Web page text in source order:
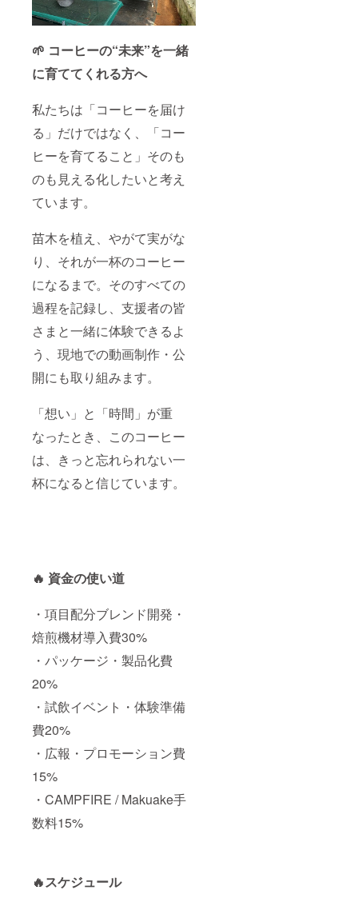
🌱 コーヒーの“未来”を一緒
に育ててくれる方へ
私たちは「コーヒーを届け
る」だけではなく、「コー
ヒーを育てること」そのも
のも見える化したいと考え
ています。
苗木を植え、やがて実がな
り、それが一杯のコーヒー
になるまで。そのすべての
過程を記録し、支援者の皆
さまと一緒に体験できるよ
う、現地での動画制作・公
開にも取り組みます。
「想い」と「時間」が重
なったとき、このコーヒー
は、きっと忘れられない一
杯になると信じています。
🔥 資金の使い道
・項目配分ブレンド開発・
焙煎機材導入費30%
・パッケージ・製品化費
20%
・試飲イベント・体験準備
費20%
・広報・プロモーション費
15%
・CAMPFIRE / Makuake手
数料15%
🔥スケジュール